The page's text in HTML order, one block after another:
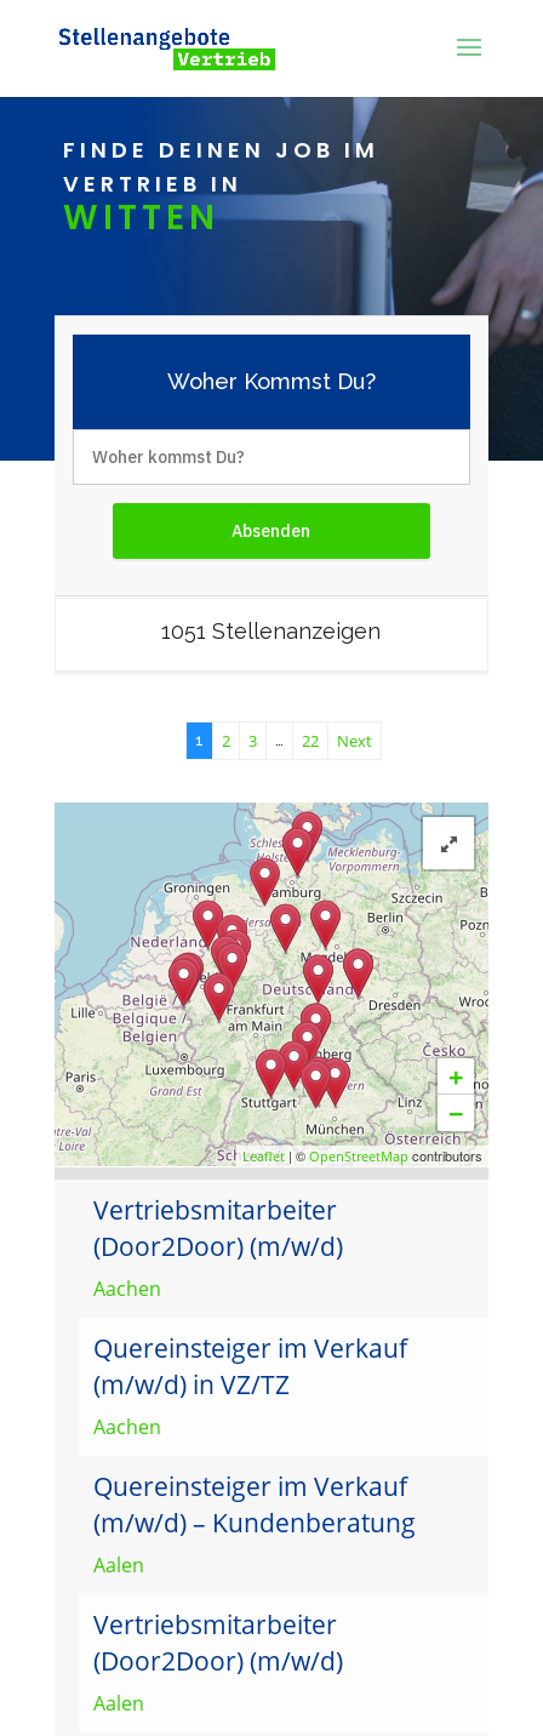
FINDE DEINEN JOB IM
VERTRIEB IN
WITTEN
Woher Kommst Du?
1051 Stellenanzeigen
1 2 3 … 22 Next
+
−
Leaflet | ©OpenStreetMap contributors
Vertriebsmitarbeiter
(Door2Door) (m/w/d)
Aachen
Quereinsteiger im Verkauf
(m/w/d) in VZ/TZ
Aachen
Quereinsteiger im Verkauf
(m/w/d) – Kundenberatung
Aalen
Vertriebsmitarbeiter
(Door2Door) (m/w/d)
Aalen